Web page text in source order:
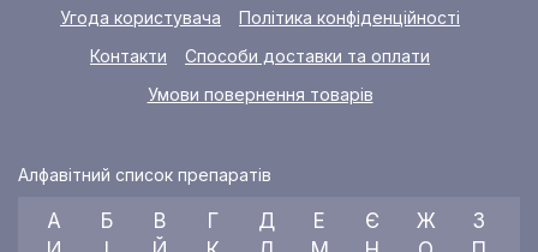
Угода користувача
Політика конфіденційності
Контакти
Способи доставки та оплати
Умови повернення товарів
Алфавітний список препаратів
А Б В Г Д Е Є Ж
З